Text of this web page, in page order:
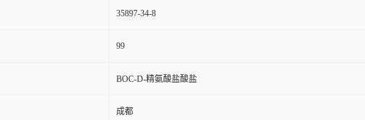
35897-34-8
99
BOC-D-精氨酸盐酸盐
成都